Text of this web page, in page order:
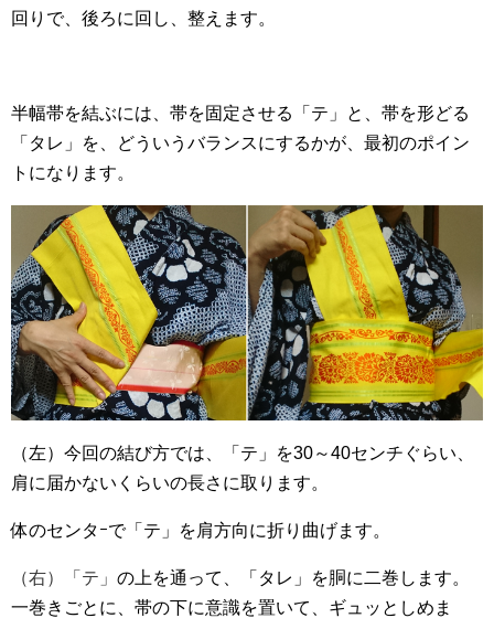
回りで、後ろに回し、整えます。
半幅帯を結ぶには、帯を固定させる「テ」と、帯を形どる
「タレ」を、どういうバランスにするかが、最初のポイン
トになります。
（左）今回の結び方では、「テ」を30～40センチぐらい、
肩に届かないくらいの長さに取ります。
体のセンタｰで「テ」を肩方向に折り曲げます。
（右）「テ」 の上を通って、「タレ」を胴に二巻します。
一巻きごとに、帯の下に意識を置いて、ギュッとしめま